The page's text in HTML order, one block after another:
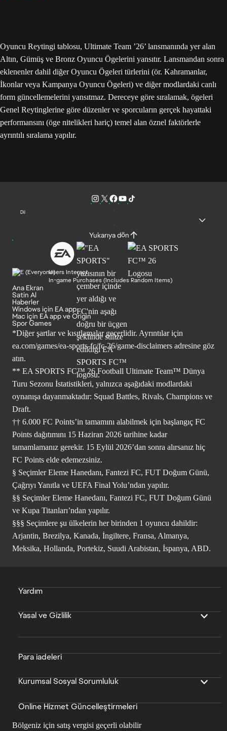
Oyuncu Reytingi tablosu, Ultimate Team ’26’ lansmanında yer alan
Altın, Gümüş ve Bronz Oyuncu Ögelerini yansıtır. Lansmandan sonra
eklenenler dahil diğer Oyuncu Ögeleri türlerini (ör. Kahramanlar,
İkonlar veya Kampanya Oyuncu Ögeleri) ve diğer modlardaki canlı
form güncellemelerini yansıtmaz. Dereceye göre sıralamak, ögeleri
Genel Reytinglerine göre düzenler ve sporcuların gerçek hayattaki
performansını (öge nitelikleri hariç) temel alan öznel faktörlerle
ayrıntılı sıralama yapılır.
Dil
Yukarıya dön
Users Interact
In-game Purchases (Includes Random Items)
Ana Ekran
Satin Al
Haberler
Windows için EA app
Mac için EA app ve Origin
Spor Games
*Diğer şartlar ve kısıtlamalar geçerlidir. Ayrıntılar için
ea.com/games/ea-sports-fc/fc-26/game-disclaimers adresine göz
atın.
** EA SPORTS FC™ 26 Football Ultimate Team™ Dünya
Turu Sezonu İstatistikleri, yalnızca aşağıdaki modlardaki
oynanışa dayanmaktadır: Squad Battles, Rivals, Champions ve
Draft.
†† 6.000 FC Points’in tamamını alabilmek için başlangıç FC
Points dağıtımını 15 Haziran 2026 tarihine kadar
tamamlamanız gerekir. 15 Eylül 2026’dan sonra alırsanız hiç
FC Points elde edemezsiniz.
§ Seçimler Eleme Hanedanı, Fantezi FC, FUT Doğum Günü,
Çağrıyı Yanıtla ve UEFA Final Yolu’ndan yapılır.
§§ Seçimler Eleme Hanedanı, Fantezi FC, FUT Doğum Günü
ve Kupa Titanları’ndan yapılır.
§§§ Seçimlere şu ülkelerin her birinden 1 oyuncu dahildir:
Arjantin, Brezilya, Kanada, İngiltere, Fransa, Almanya,
Meksika, Hollanda, Portekiz, Suudi Arabistan, İspanya, ABD.
Yardım
Yasal ve Gizlilik
Para iadeleri
Kurumsal Sosyal Sorumluluk
Online Hizmet Güncelleştirmeleri
Bölgeniz için satış vergisi geçerli olabilir